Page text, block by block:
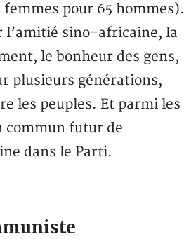
pour 65 hommes).
l’amitié sino-africaine, la
le bonheur des gens,
plusieurs générations,
les peuples. Et parmi les
commun futur de
dans le Parti.